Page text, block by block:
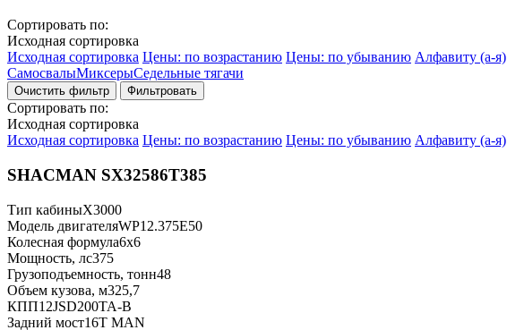
Сортировать по:
Исходная сортировка
Исходная сортировка Цены: по возрастанию Цены: по убыванию Алфавиту (а-я)
СамосвалыМиксерыСедельные тягачи
Фильтровать
Сортировать по:
Исходная сортировка
Исходная сортировка Цены: по возрастанию Цены: по убыванию Алфавиту (а-я)
SHACMAN SX32586T385
Тип кабиныX3000
Модель двигателяWP12.375E50
Колесная формула6x6
Мощность, лс375
Грузоподъемность, тонн48
Объем кузова, м325,7
КПП12JSD200TA-B
Задний мост16T MAN